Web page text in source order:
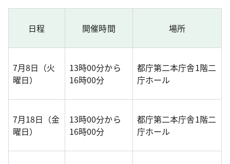
日程 開催時間 場所
7月8日（火
曜日）
13時00分から
16時00分
都庁第二本庁舎1階二
庁ホール
7月18日（金
曜日）
13時00分から
16時00分
都庁第二本庁舎1階二
庁ホール